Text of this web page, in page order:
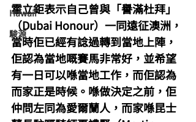
Hawaii
駿源
霍立鉅表示自己曾與「譽滿杜拜」
（Dubai Honour）一同遠征澳洲，
當時佢已經有諗過轉到當地上陣，
佢認為當地嘅賽馬非常好，並希望
有一日可以喺當地工作，而佢認為
而家正是時候。喺做決定之前，佢
仲問左同為愛爾蘭人，而家喺昆士